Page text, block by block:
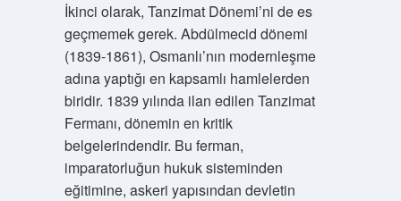
İkinci olarak, Tanzimat Dönemi’ni de es
geçmemek gerek. Abdülmecid dönemi
(1839-1861), Osmanlı’nın modernleşme
adına yaptığı en kapsamlı hamlelerden
biridir. 1839 yılında ilan edilen Tanzimat
Fermanı, dönemin en kritik
belgelerindendir. Bu ferman,
imparatorluğun hukuk sisteminden
eğitimine, askeri yapısından devletin